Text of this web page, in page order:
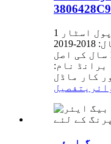
جائزہ فوری تفصیلات ماڈل: پول اسٹار 1
سال: 2018-2019 OE نمبر: 3595977C95 کار
فٹنس: پولسٹر وارنٹی: 1 سال کی اصل
برانڈ نام:
تفصیل